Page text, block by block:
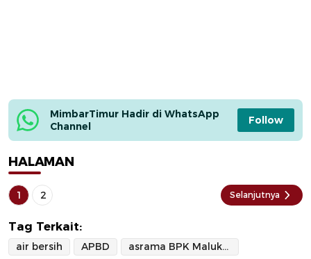
MimbarTimur Hadir di WhatsApp
Channel
Follow
HALAMAN
1 2 Selanjutnya
Tag Terkait:
air bersih APBD
asrama BPK Maluku Utara